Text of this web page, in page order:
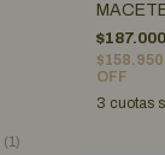
(1)
$187.000
$158.950
OFF
3 cuotas